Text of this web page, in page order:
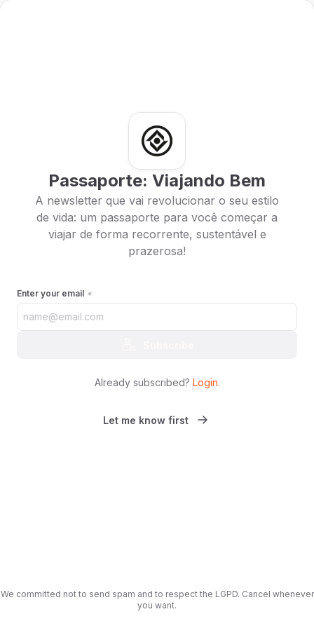
Passaporte: Viajando Bem
A newsletter que vai revolucionar o seu estilo
de vida: um passaporte para você começar a
viajar de forma recorrente, sustentável e
prazerosa!
Enter your email
Already subscribed? Login.
Let me know first
We committed not to send spam and to respect the LGPD. Cancel whenever
you want.